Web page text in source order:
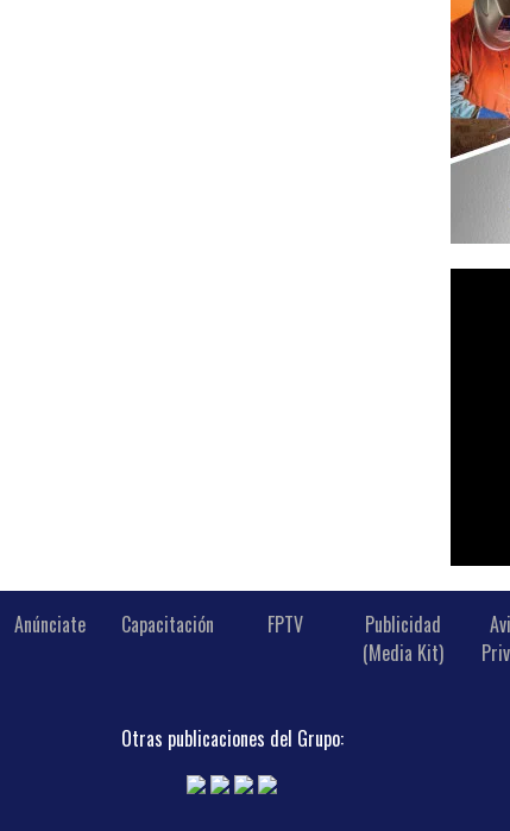
Anúnciate Capacitación FPTV
Publicidad
(Media Kit)
Otras publicaciones del Grupo: